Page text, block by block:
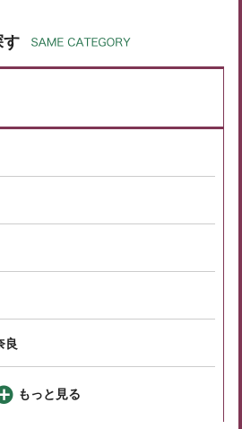
す
良
もっと見る